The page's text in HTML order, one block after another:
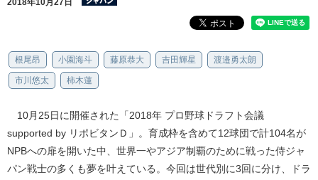
2018年10月27日
根尾昂 小園海斗 藤原恭大 吉田輝星 渡邉勇太朗
市川悠太 柿木蓮
10月25日に開催された「2018年 プロ野球ドラフト会議
supported by リポビタンＤ」。育成枠を含めて12球団で計104名が
NPBへの扉を開いた中、世界一やアジア制覇のために戦った侍ジャ
パン戦士の多くも夢を叶えている。今回は世代別に3回に分け、ドラ